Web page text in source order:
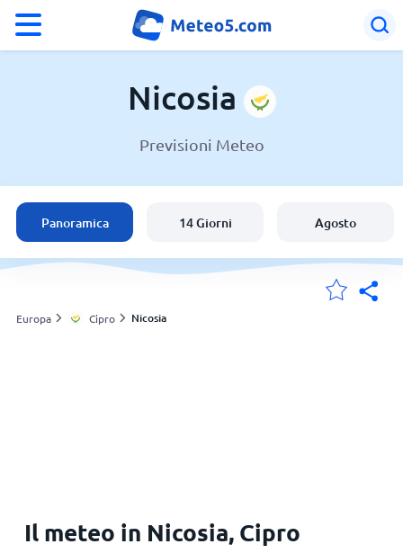
Cipro
Italia
Svizzera
Nicosia
Previsioni Meteo
Panoramica 14 Giorni Agosto
Europa Cipro Nicosia
Il meteo in Nicosia, Cipro